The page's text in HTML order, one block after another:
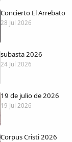
Concierto El Arrebato
28 Jul 2026
subasta 2026
24 Jul 2026
19 de julio de 2026
19 Jul 2026
Corpus Cristi 2026